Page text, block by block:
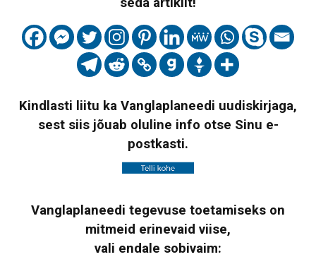
Kindlasti liitu ka Vanglaplaneedi uudiskirjaga,
sest siis jõuab oluline info otse Sinu e-
postkasti.
Vanglaplaneedi tegevuse toetamiseks on
mitmeid erinevaid viise,
vali endale sobivaim: